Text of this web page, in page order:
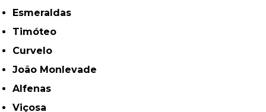
Esmeraldas
Timóteo
Curvelo
João Monlevade
Alfenas
Viçosa